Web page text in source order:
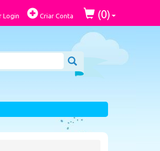
Login Criar Conta (0)